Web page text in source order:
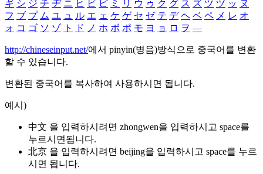
ギ シ ジ チ ヂ ニ ヒ ビ ピ ミ リ ウ ゥ ク グ ス ズ ツ ヅ ッ ヌ
フ ブ プ ム ユ ュ ル エ ェ ケ ゲ セ ゼ テ デ ヘ ベ ペ メ レ オ
ォ コ ゴ ソ ゾ ト ド ノ ホ ボ ポ モ ヨ ョ ロ ヲ ―
http://chineseinput.net/에서 pinyin(병음)방식으로 중국어를 변환
할 수 있습니다.
변환된 중국어를 복사하여 사용하시면 됩니다.
예시)
中文 을 입력하시려면 zhongwen을 입력하시고 space를
누르시면됩니다.
北京 을 입력하시려면 beijing을 입력하시고 space를 누르
시면 됩니다.